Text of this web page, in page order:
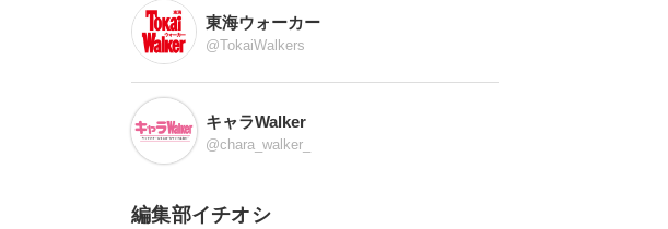
東海ウォーカー
@TokaiWalkers
キャラWalker
@chara_walker_
編集部イチオシ